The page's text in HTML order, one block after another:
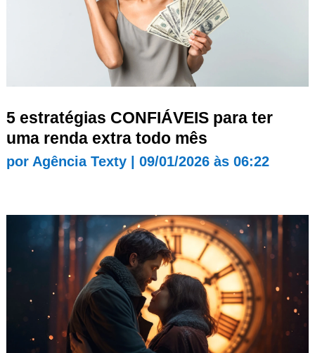
5 estratégias CONFIÁVEIS para ter
uma renda extra todo mês
por Agência Texty| 09/01/2026 às 06:22